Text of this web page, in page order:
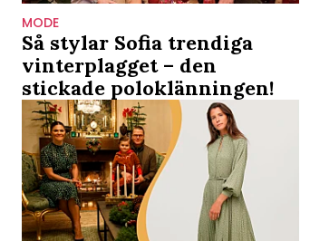
MODE
Så stylar Sofia trendiga
vinterplagget – den
stickade poloklänningen!